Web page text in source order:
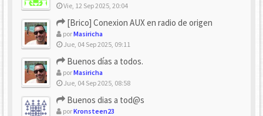
Vie, 12 Sep 2025, 20:04
[Brico] Conexion AUX en radio de origen
porMasiricha
Jue, 04 Sep 2025, 09:11
Buenos días a todos.
porMasiricha
Jue, 04 Sep 2025, 08:58
Buenos dias a tod@s
porKronsteen23